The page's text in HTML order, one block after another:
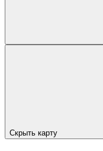
Скрыть карту